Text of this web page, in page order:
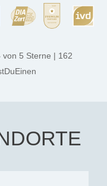
out far above the
rest. They made the entire
smooth,
and a huge part of
credit goes to Amelie
was
professional,
Immobilien to
looking for a home.
von 5 Sterne | 162